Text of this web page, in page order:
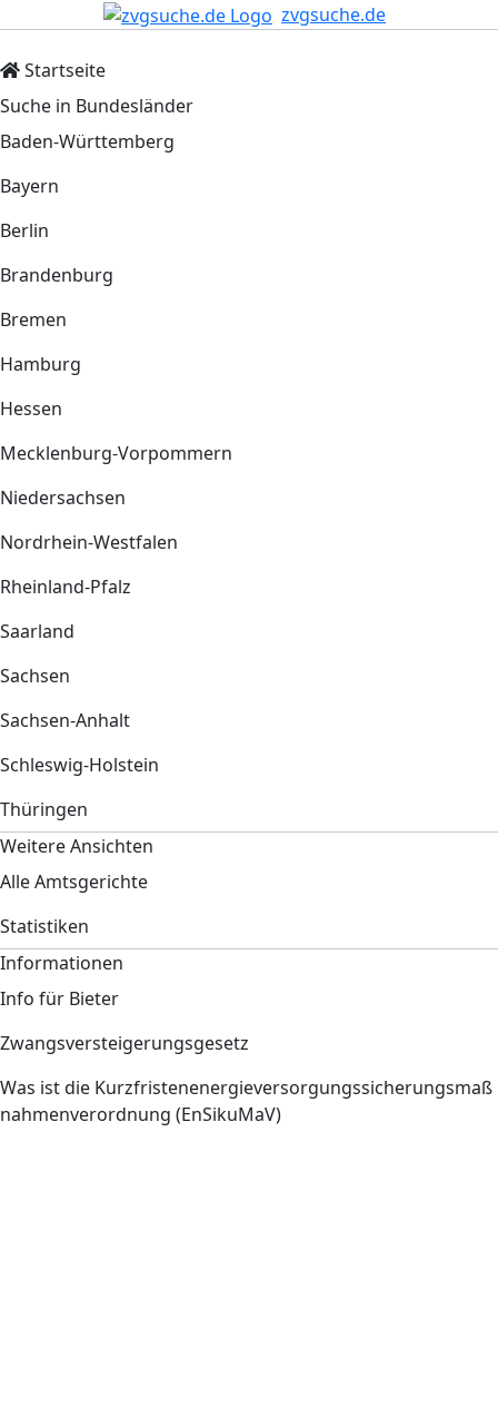
zvgsuche.de
Startseite
Suche in Bundesländer
Baden-Württemberg
Bayern
Berlin
Brandenburg
Bremen
Hamburg
Hessen
Mecklenburg-Vorpommern
Niedersachsen
Nordrhein-Westfalen
Rheinland-Pfalz
Saarland
Sachsen
Sachsen-Anhalt
Schleswig-Holstein
Thüringen
Weitere Ansichten
Alle Amtsgerichte
Statistiken
Informationen
Info für Bieter
Zwangsversteigerungsgesetz
Was ist die Kurzfristenenergieversorgungssicherungsmaß
nahmenverordnung (EnSikuMaV)